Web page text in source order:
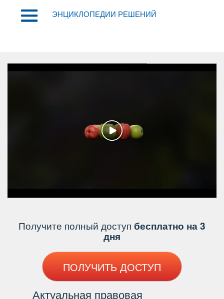
ЭНЦИКЛОПЕДИИ РЕШЕНИЙ
Получите полный доступ есплатно на 3
дня
ПОЛУЧИТЬ ДОСТУП
Актуальная правовая